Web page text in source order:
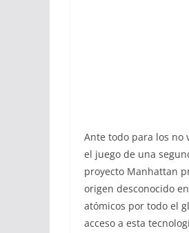
Ante todo para los no
el juego de una
proyecto Manhattan
origen desconocido
atómicos por todo el
acceso a esta